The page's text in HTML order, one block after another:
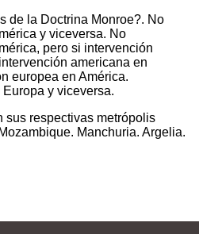
de la Doctrina Monroe?. No
y viceversa. No
pero si intervención
americana en
europea en América.
y viceversa.
sus respectivas metrópolis
Manchuria. Argelia.